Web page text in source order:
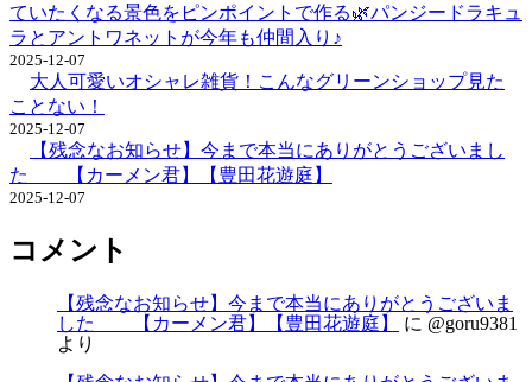
ていたくなる景色をピンポイントで作る🌿パンジードラキュ
ラとアントワネットが今年も仲間入り♪
2025-12-07
大人可愛いオシャレ雑貨！こんなグリーンショップ見た
ことない！
2025-12-07
【残念なお知らせ】今まで本当にありがとうございまし
た 【カーメン君】【豊田花遊庭】
2025-12-07
コメント
【残念なお知らせ】今まで本当にありがとうございま
した 【カーメン君】【豊田花遊庭】
に @goru9381
より